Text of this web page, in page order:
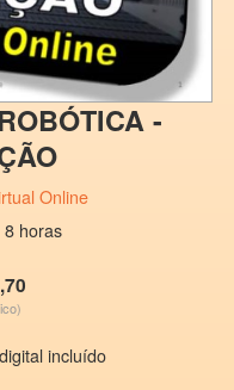
-
Online
8 horas
incluído